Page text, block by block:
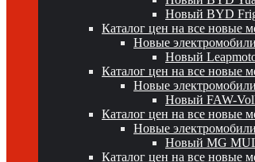
Новый BYD
Каталог цен на все новые
Новые
Новый
Каталог цен на все новые
Новые
Новый FAW-
Каталог цен на все новые
Новые
Новый MG
Каталог цен на все новые